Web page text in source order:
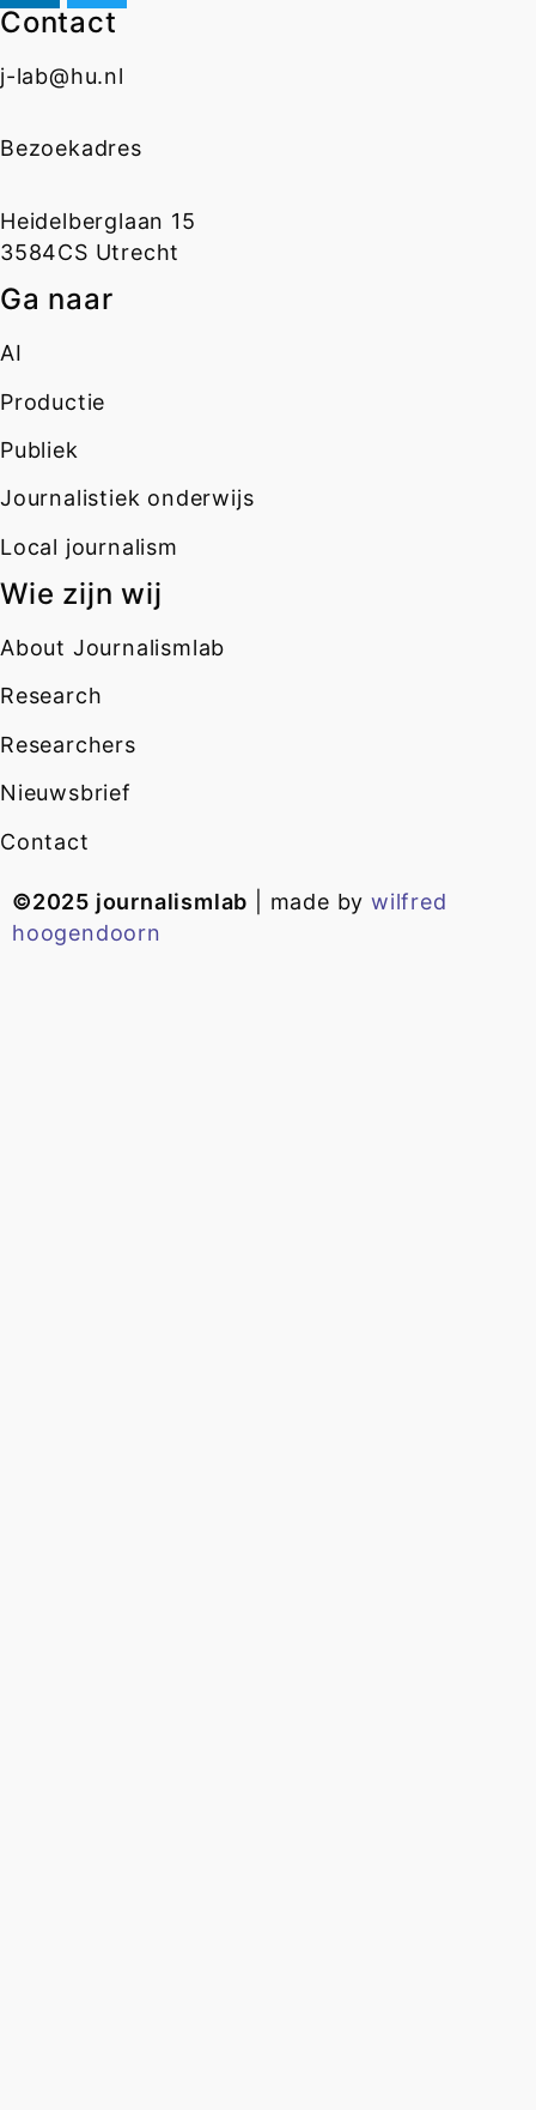
Contact
j-lab@hu.nl
Bezoekadres
Heidelberglaan 15
3584CS Utrecht
Ga naar
AI
Productie
Publiek
Journalistiek onderwijs
Local journalism
Wie zijn wij
About Journalismlab
Research
Researchers
Nieuwsbrief
Contact
©2025 journalismlab | made bywilfred
hoogendoorn